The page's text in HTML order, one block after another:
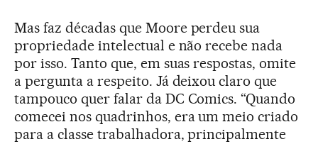
Mas faz décadas que Moore perdeu sua
propriedade intelectual e não recebe nada
por isso. Tanto que, em suas respostas, omite
a pergunta a respeito. Já deixou claro que
tampouco quer falar da DC Comics. “Quando
comecei nos quadrinhos, era um meio criado
para a classe trabalhadora, principalmente